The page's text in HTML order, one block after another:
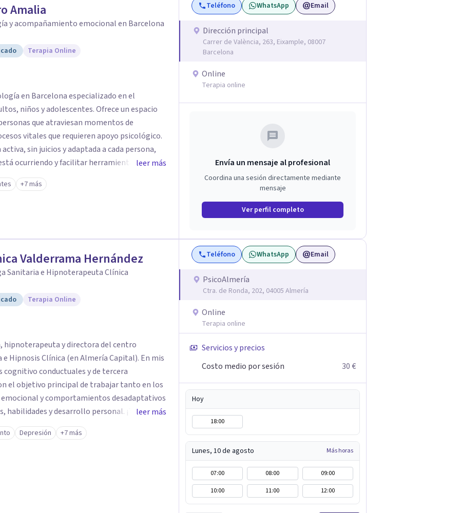
Amalia
y acompañamiento emocional en Barcelona
Terapia Online
en Barcelona especializado en el
niños y adolescentes. Ofrece un espacio
que atraviesan momentos de
vitales que requieren apoyo psicológico.
sin juicios y adaptada a cada persona,
ocurriendo y facilitar herramientas para
La intervención se realiza en un entorno
y las necesidades de cada proceso
de confianza desde el primer contacto. El
gratuita para ayudar a dar el primer paso y
adecuado en cada caso.
leer más
+7 más
Teléfono WhatsApp Email
Dirección principal
Carrer de València, 263, Eixample, 08007
Barcelona
Online
Terapia online
Envía un mensaje al profesional
Coordina una sesión directamente mediante
mensaje
Ver perfil completo
Valderrama Hernández
Sanitaria e Hipnoterapeuta Clínica
Terapia Online
hipnoterapeuta y directora del centro
Clínica (en Almería Capital). En mis
conductuales y de tercera
el objetivo principal de trabajar tanto en los
y comportamientos desadaptativos
habilidades y desarrollo personal. ¡Tus
principal es que
siendo consciente de que cada
leer más
Depresión +7 más
Teléfono WhatsApp Email
PsicoAlmería
Ctra. de Ronda, 202, 04005 Almería
Online
Terapia online
Servicios y precios
Costo medio por sesión
30 €
Hoy
18:00
Lunes, 10 de agosto Más horas
07:00 08:00
09:00
10:00
11:00 12:00